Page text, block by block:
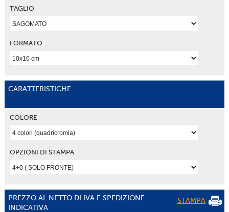
TAGLIO
FORMATO
CARATTERISTICHE
COLORE
OPZIONI DI STAMPA
PREZZO AL NETTO DI IVA E SPEDIZIONE
INDICATIVA
STAMPA